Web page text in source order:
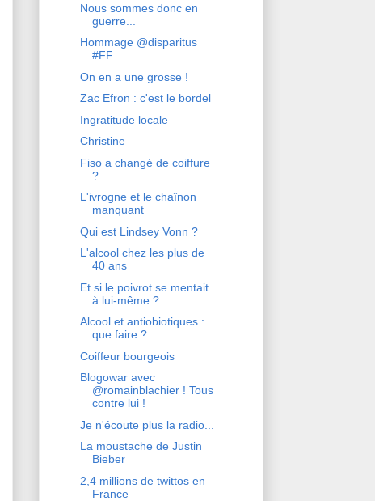
Nous sommes donc en
guerre...
Hommage @disparitus
#FF
On en a une grosse !
Zac Efron : c'est le bordel
Ingratitude locale
Christine
Fiso a changé de coiffure
?
L'ivrogne et le chaînon
manquant
Qui est Lindsey Vonn ?
L'alcool chez les plus de
40 ans
Et si le poivrot se mentait
à lui-même ?
Alcool et antiobiotiques :
que faire ?
Coiffeur bourgeois
Blogowar avec
@romainblachier ! Tous
contre lui !
Je n'écoute plus la radio...
La moustache de Justin
Bieber
2,4 millions de twittos en
France